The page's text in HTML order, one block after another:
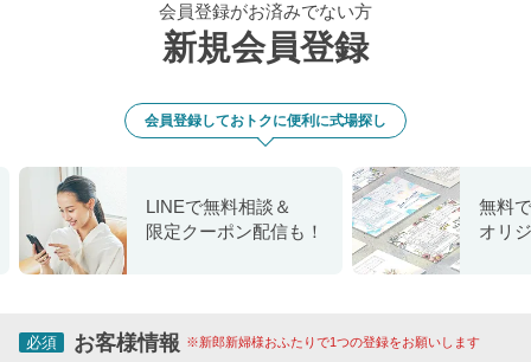
会員登録がお済みでない方
新規会員登録
会員登録しておトクに便利に式場探し
LINEで無料相談＆
限定クーポン配信も！
無料
オリ
必須 お客様情報 ※新郎新婦様おふたりで1つの登録をお願いします